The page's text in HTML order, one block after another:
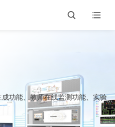
功能、教师在线监测功能、实验